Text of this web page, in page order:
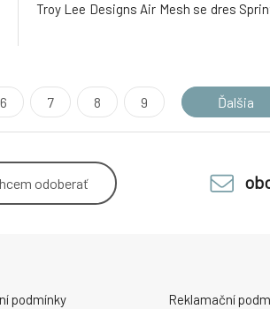
Troy Lee Designs Air Mesh se dres
volbou pr
6 7 8 9 Ďalšia
odoberať
podmínky Reklamační